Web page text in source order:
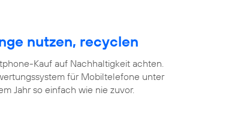
nutzen, recyclen
Kauf auf Nachhaltigkeit achten.
für Mobiltelefone unter
Jahr so einfach wie nie zuvor.